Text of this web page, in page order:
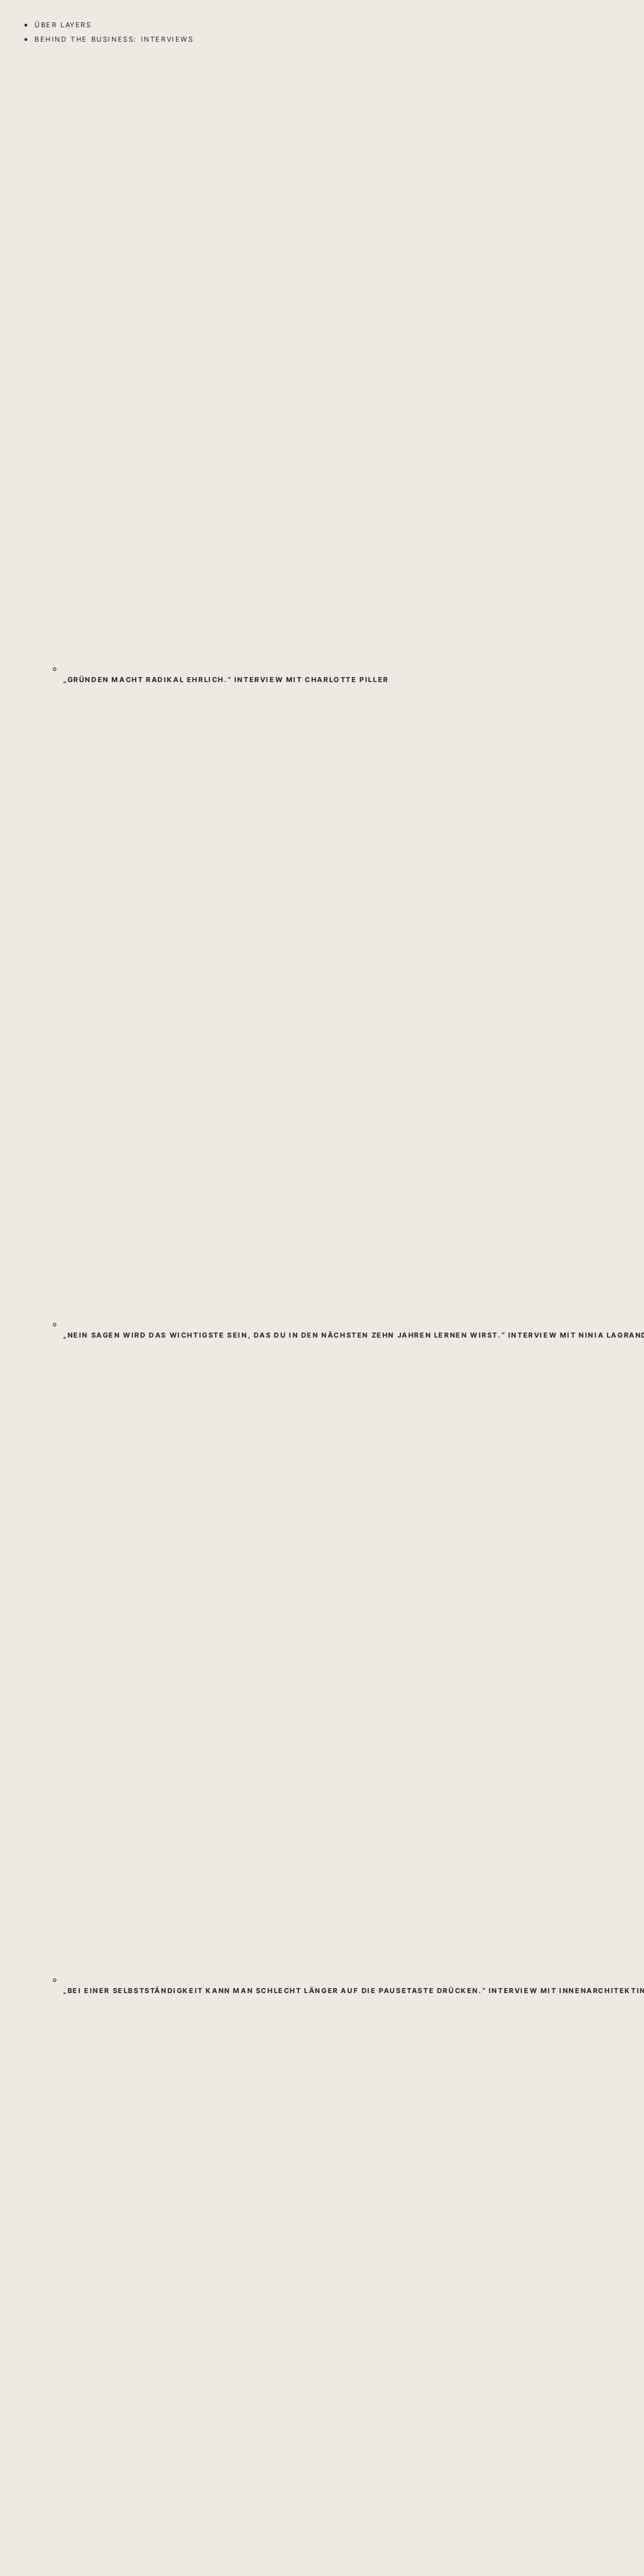
ÜBER LAYERS
BEHIND THE BUSINESS: INTERVIEWS
„GRÜNDEN MACHT RADIKAL EHRLICH.“ INTERVIEW MIT CHARLOTTE PILLER
„NEIN SAGEN WIRD DAS WICHTIGSTE SEIN, DAS DU IN DEN NÄCHSTEN ZEHN JAHREN LERNEN WIRST.“ INTERVIEW MIT NINIA
„BEI EINER SELBSTSTÄNDIGKEIT KANN MAN SCHLECHT LÄNGER AUF DIE PAUSETASTE DRÜCKEN.“ INTERVIEW MIT